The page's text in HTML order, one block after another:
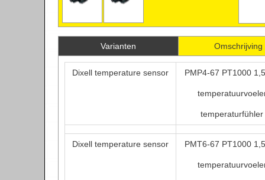
Varianten Omschrijving
Dixell temperature sensor PMP4-67 PT1000
temperaturfühler
Dixell temperature sensor PMT6-67 PT1000